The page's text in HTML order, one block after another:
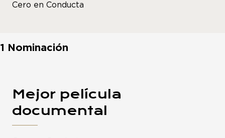
Cero en Conducta
1 Nominación
Mejor película
documental